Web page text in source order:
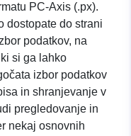
PC-Axis (.px).
dostopate do strani
podatkov, na
si ga lahko
izbor podatkov
in shranjevanje v
pregledovanje in
nekaj osnovnih